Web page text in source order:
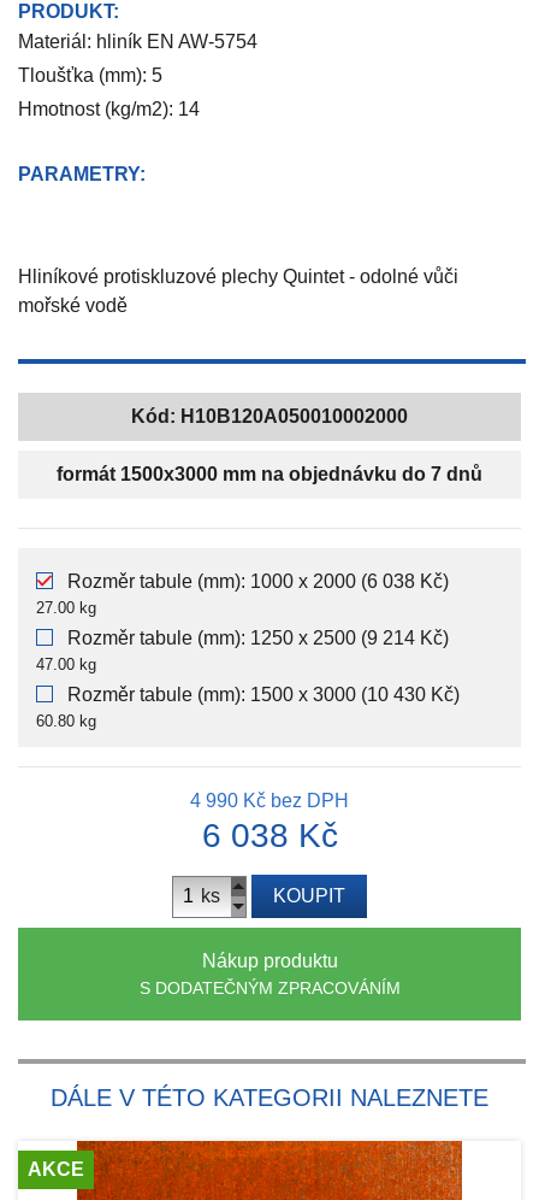
PRODUKT:
Materiál: hliník EN AW-5754
Tloušťka (mm): 5
Hmotnost (kg/m2): 14
PARAMETRY:
Hliníkové protiskluzové plechy Quintet - odolné vůči
mořské vodě
Kód: H10B120A050010002000
formát 1500x3000 mm na objednávku do 7 dnů
Rozměr tabule (mm): 1000 x 2000 (6 038 Kč)
27.00 kg
Rozměr tabule (mm): 1250 x 2500 (9 214 Kč)
47.00 kg
Rozměr tabule (mm): 1500 x 3000 (10 430 Kč)
60.80 kg
4 990 Kč bez DPH
6 038 Kč
ks KOUPIT
Nákup produktu
S DODATEČNÝM ZPRACOVÁNÍM
DÁLE V TÉTO KATEGORII NALEZNETE
AKCE